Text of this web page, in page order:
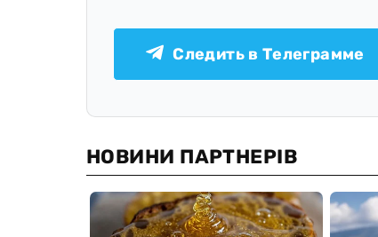
Следить в Телеграмме